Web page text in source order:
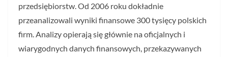
przedsiębiorstw. Od 2006 roku dokładnie
przeanalizowali wyniki finansowe 300 tysięcy polskich
firm. Analizy opierają się głównie na oficjalnych i
wiarygodnych danych finansowych, przekazywanych